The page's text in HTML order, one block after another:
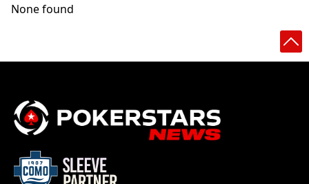
None found